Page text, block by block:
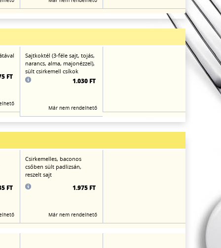
FT
Sajtkoktél (3-féle sajt, tojás,
narancs, alma, majonézzel),
sült csirkemell csíkok
1.030 FT
Már nem rendelhető
FT
Csirkemelles, baconos
csőben sült padlizsán,
reszelt sajt
1.975 FT
Már nem rendelhető